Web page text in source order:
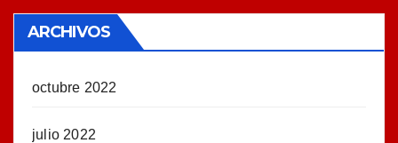
ARCHIVOS
octubre 2022
julio 2022